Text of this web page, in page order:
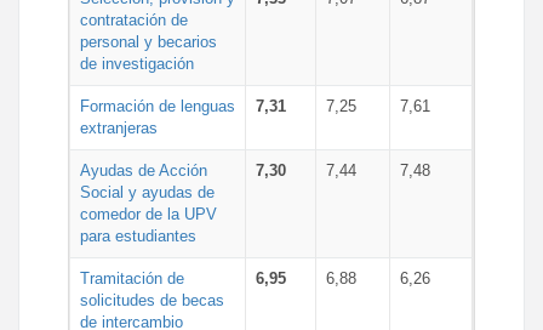
contratación de
personal y becarios
de investigación
Formación de lenguas
extranjeras
7,31 7,25 7,61
Ayudas de Acción
Social y ayudas de
comedor de la UPV
para estudiantes
7,30 7,44 7,48
Tramitación de
solicitudes de becas
de intercambio
6,95 6,88 6,26